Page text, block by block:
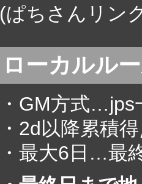
(ぱちさんリン
ローカルル
・GM方式…jps
・2d以降累積
・最大6日…最